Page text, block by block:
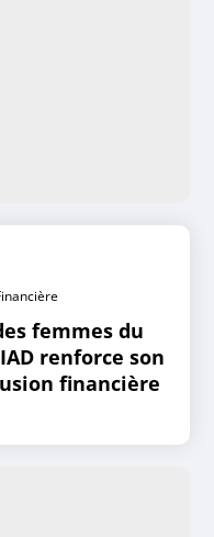
femmes du
renforce son
financière